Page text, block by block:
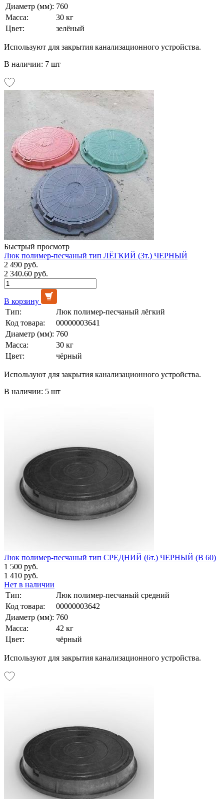
Диаметр (мм): 760
Масса:
30 кг
Цвет:
зелёный
Используют для закрытия канализационного устройства.
В наличии: 7 шт
Быстрый просмотр
Люк полимер-песчаный тип ЛЁГКИЙ (3т.) ЧЕРНЫЙ
2 490 руб.
2 340.60 руб.
В корзину
Тип:
Люк полимер-песчаный лёгкий
Код товара:
00000003641
Диаметр (мм): 760
Масса:
30 кг
Цвет:
чёрный
Используют для закрытия канализационного устройства.
В наличии: 5 шт
Люк полимер-песчаный тип СРЕДНИЙ (6т.) ЧЕРНЫЙ (В 60)
1 500 руб.
1 410 руб.
Нет в наличии
Тип:
Люк полимер-песчаный средний
Код товара:
00000003642
Диаметр (мм): 760
Масса:
42 кг
Цвет:
чёрный
Используют для закрытия канализационного устройства.